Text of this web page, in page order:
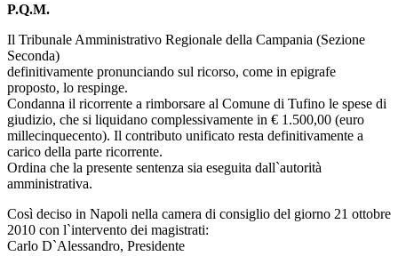
P.Q.M.
Il Tribunale Amministrativo Regionale della Campania (Sezione
Seconda)
definitivamente pronunciando sul ricorso, come in epigrafe
proposto, lo respinge.
Condanna il ricorrente a rimborsare al Comune di Tufino le spese di
giudizio, che si liquidano complessivamente in € 1.500,00 (euro
millecinquecento). Il contributo unificato resta definitivamente a
carico della parte ricorrente.
Ordina che la presente sentenza sia eseguita dall`autorità
amministrativa.
Così deciso in Napoli nella camera di consiglio del giorno 21 ottobre
2010 con l`intervento dei magistrati:
Carlo D`Alessandro, Presidente